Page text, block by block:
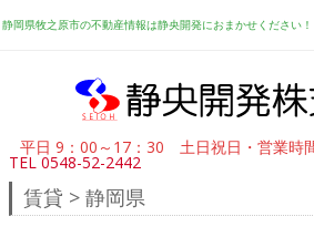
静岡県牧之原市の不動産情報は静央開発におまかせください！
平日 9：00～17：30 土日祝日・営業時
TEL 0548-52-2442
賃貸 > 静岡県